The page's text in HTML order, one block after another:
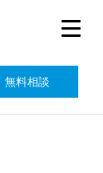
無料相談